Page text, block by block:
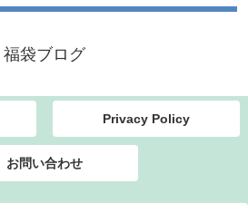
福袋ブログ
Privacy Policy
お問い合わせ